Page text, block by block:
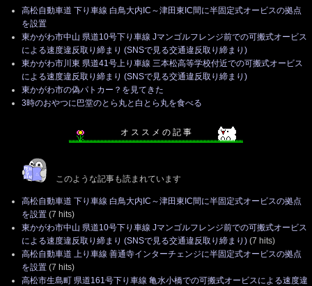
高松自動車道 下り車線 白鳥大内IC～津田東IC間に半固定式オービスの拠点
を設置
東かがわ市中山 県道10号下り車線 Jマンゴルフレンジ前での可搬式オービス
による速度違反取り締まり (SNSで見る交通違反取り締まり)
東かがわ市川東 県道41号上り車線 三本松高等学校付近での可搬式オービス
による速度違反取り締まり (SNSで見る交通違反取り締まり)
東かがわ市の偽パトカー？を見てきた
3時のおやつに巴堂のとら丸と白とら丸を食べる
オ ス ス メ の 記 事
このような記事も読まれています
高松自動車道 下り車線 白鳥大内IC～津田東IC間に半固定式オービスの拠点
を設置 (7 hits)
東かがわ市中山 県道10号下り車線 Jマンゴルフレンジ前での可搬式オービス
による速度違反取り締まり (SNSで見る交通違反取り締まり) (7 hits)
高松自動車道 上り車線 善通寺インターチェンジに半固定式オービスの拠点
を設置 (7 hits)
高松市生島町 県道161号下り車線 亀水小橋での可搬式オービスによる速度違